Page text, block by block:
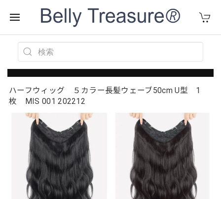
ハーフウィッグ ５カラー長髪ウェーブ50cm U型 1
枚 MIS 001 202212